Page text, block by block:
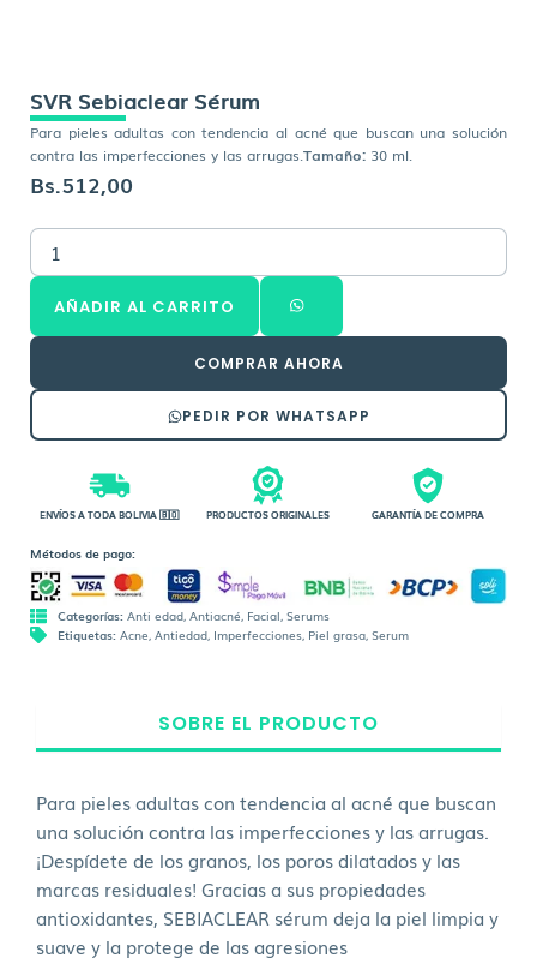
SVR Sebiaclear Sérum
Para pieles adultas con tendencia al acné que buscan una solución
contra las imperfecciones y las arrugas. Tamaño: 30 ml.
Bs.512,00
SVR
Sebiaclear
Sérum
cantidad
AÑADIR AL CARRITO
COMPRAR AHORA
PEDIR POR WHATSAPP
ENVÍOS A TODA BOLIVIA 🇧🇴 PRODUCTOS ORIGINALES GARANTÍA DE COMPRA
Métodos de pago:
Categorías: Anti edad, Antiacné, Facial, Serums
Etiquetas: Acne, Antiedad, Imperfecciones, Piel grasa, Serum
SOBRE EL PRODUCTO
Para pieles adultas con tendencia al acné que buscan
una solución contra las imperfecciones y las arrugas.
¡Despídete de los granos, los poros dilatados y las
marcas residuales! Gracias a sus propiedades
antioxidantes, SEBIACLEAR sérum deja la piel limpia y
suave y la protege de las agresiones